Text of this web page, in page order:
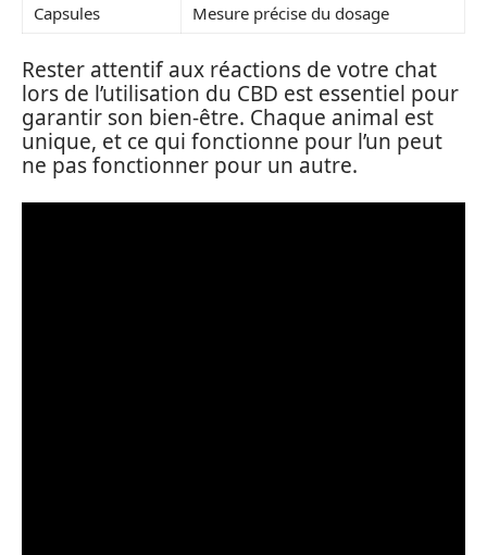
Capsules
Mesure précise du dosage
Rester attentif aux réactions de votre chat
lors de l’utilisation du CBD est essentiel pour
garantir son bien-être. Chaque animal est
unique, et ce qui fonctionne pour l’un peut
ne pas fonctionner pour un autre.